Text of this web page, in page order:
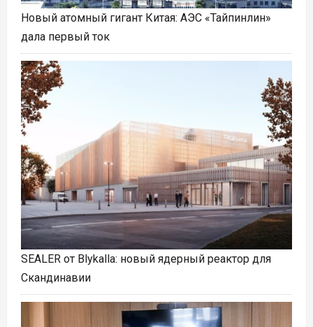
Новый атомный гигант Китая: АЭС «Тайпинлин»
дала первый ток
SEALER от Blykalla: новый ядерный реактор для
Скандинавии